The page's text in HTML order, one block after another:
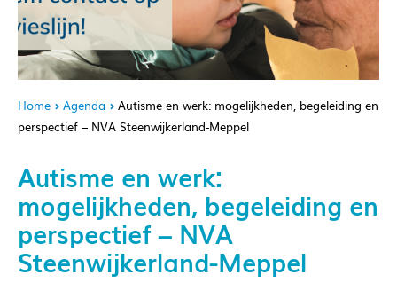
Home Agenda
Autisme en werk: mogelijkheden, begeleiding en
perspectief – NVA Steenwijkerland-Meppel
Autisme en werk:
mogelijkheden, begeleiding en
perspectief – NVA
Steenwijkerland-Meppel